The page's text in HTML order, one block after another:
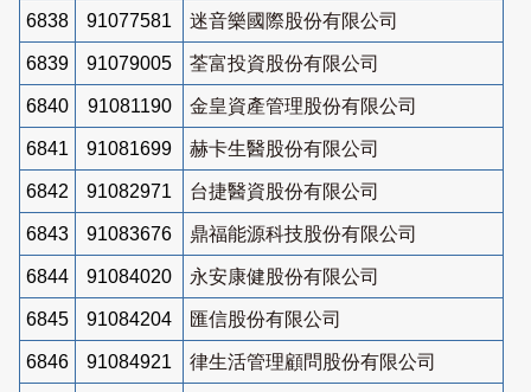
6838 91077581 迷音樂國際股份有限公司
6839 91079005 荃富投資股份有限公司
6840 91081190 金皇資產管理股份有限公司
6841 91081699 赫卡生醫股份有限公司
6842 91082971 台捷醫資股份有限公司
6843 91083676 鼎福能源科技股份有限公司
6844 91084020 永安康健股份有限公司
6845 91084204 匯信股份有限公司
6846 91084921 律生活管理顧問股份有限公司